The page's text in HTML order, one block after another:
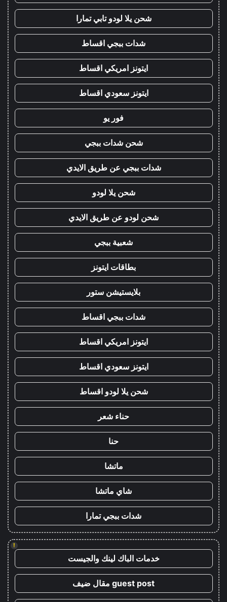
شحن يلا لودو تابي تمارا
شدات ببجي اقساط
ايتونز امريكي اقساط
ايتونز سعودي اقساط
فور يو
شحن شدات ببجي
شدات ببجي عن طريق الايدي
شحن يلا لودو
شحن لودو عن طريق الايدي
شعبية ببجي
بطاقات ايتونز
بلايستيشن ستور
شدات ببجي اقساط
ايتونز امريكي اقساط
ايتونز سعودي اقساط
شحن يلا لودو اقساط
حناء شعر
حنا
ماتشا
شاي ماتشا
شدات ببجي تمارا
!
خدمات الباك لينك والجيست
guest post مقال ضيف